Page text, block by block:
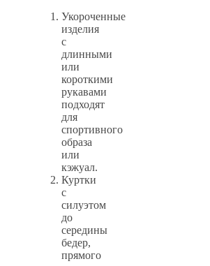
Укороченные
изделия
с
длинными
или
короткими
рукавами
подходят
для
спортивного
образа
или
кэжуал.
Куртки
с
силуэтом
до
середины
бедер,
прямого